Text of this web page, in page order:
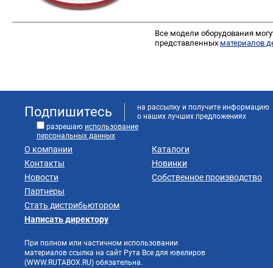
Все модели оборудования
представленных материалов
Подпишитесь
на рассылку и получите информацию
о наших лучших предложениях
разрешаю использование
персональных данных
О компании
Контакты
Новости
Партнеры
Стать дистрибьютором
Каталоги
Новинки
Собственное производство
Написать директору
При полном или частичном использовании
материалов ссылка на сайт Рута Все для ювелиров
(WWW.RUTABOX.RU) обязательна.